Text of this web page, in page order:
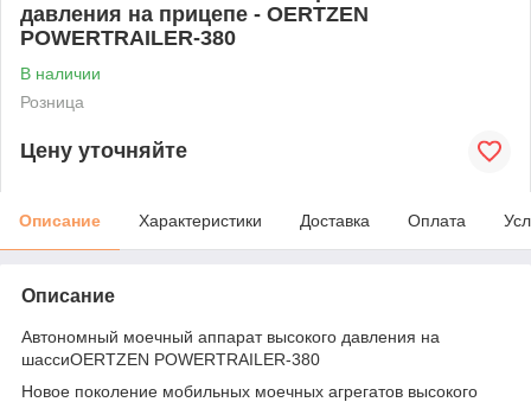
давления на прицепе - OERTZEN
POWERTRAILER-380
В наличии
Розница
Цену уточняйте
Описание Характеристики Доставка Оплата
Описание
Автономный моечный аппарат высокого давления на
шассиOERTZEN POWERTRAILER-380
Новое поколение мобильных моечных агрегатов высокого